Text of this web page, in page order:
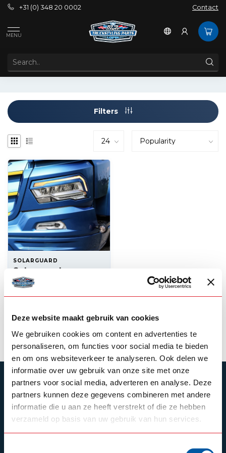
Deze website maakt gebruik van cookies
We gebruiken cookies om content en advertenties te
personaliseren, om functies voor social media te bieden
en om ons websiteverkeer te analyseren. Ook delen we
informatie over uw gebruik van onze site met onze
partners voor social media, adverteren en analyse. Deze
partners kunnen deze gegevens combineren met andere
informatie die u aan ze heeft verstrekt of die ze hebben
verzameld op basis van uw gebruik van hun services.
+31 (0) 348 20 0002 Contact
MENU
Filters
SOLARGUARD
Solarguard
Eyebrows DAF NGD
SUBSCRIBE TO OUR NEWSLETTER
Stay up to date with our latest offers